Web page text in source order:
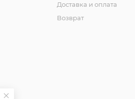
Доставка и оплата
Возврат